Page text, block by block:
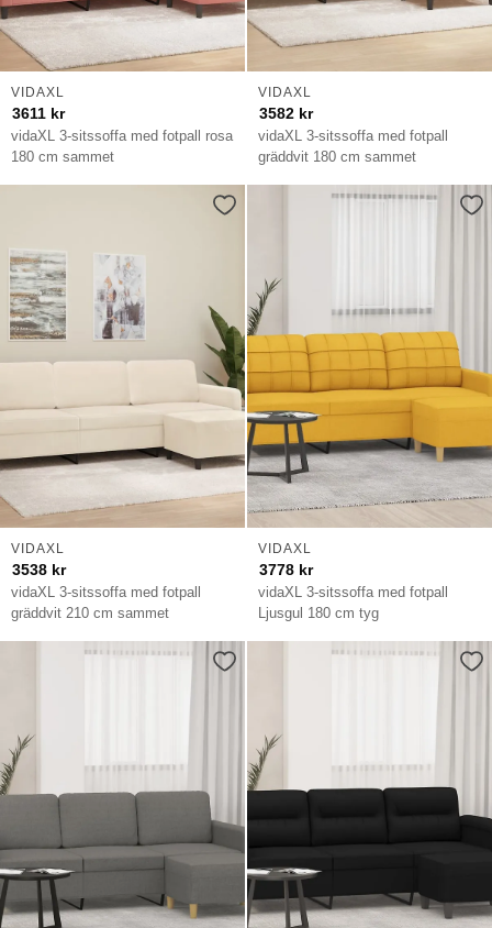
vidaXL 3-sitssoffa med fotpall rosa
180 cm sammet
VIDAXL
3611 kr
vidaXL 3-sitssoffa med fotpall
gräddvit 180 cm sammet
VIDAXL
3582 kr
vidaXL 3-sitssoffa med fotpall
gräddvit 210 cm sammet
VIDAXL
3538 kr
vidaXL 3-sitssoffa med fotpall
Ljusgul 180 cm tyg
VIDAXL
3778 kr